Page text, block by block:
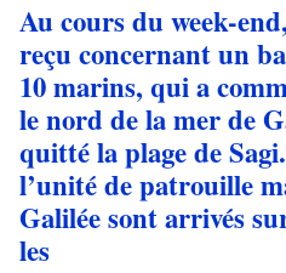
Au cours du week-
reçu concernant un
10 marins, qui a
le nord de la mer de
quitté la plage de
l’unité de patrouille
Galilée sont arrivés
les